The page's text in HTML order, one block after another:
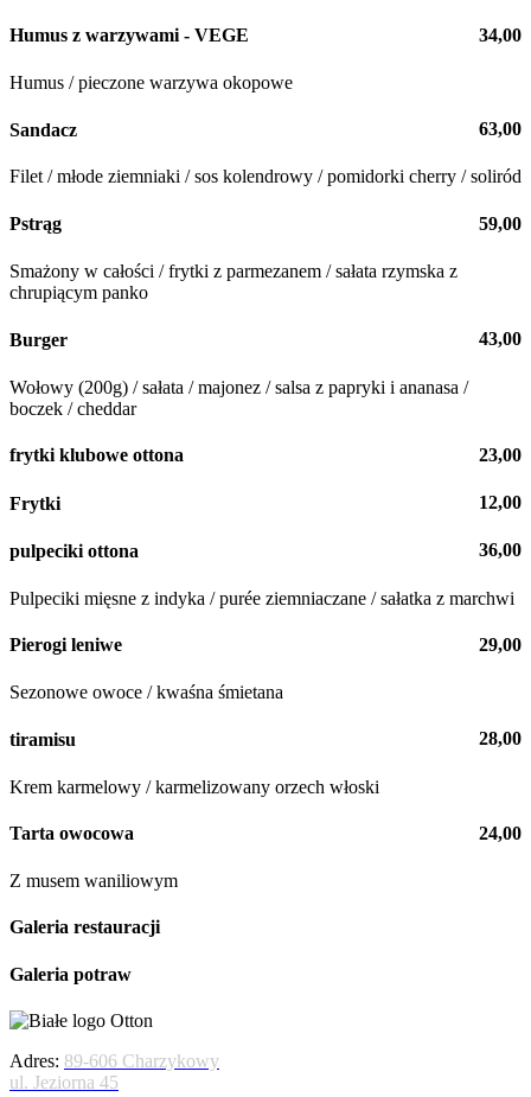
Humus z warzywami - VEGE 34,00
Humus / pieczone warzywa okopowe
Sandacz 63,00
Filet / młode ziemniaki / sos kolendrowy / pomidorki cherry / soliród
Pstrąg 59,00
Smażony w całości / frytki z parmezanem / sałata rzymska z
chrupiącym panko
Burger 43,00
Wołowy (200g) / sałata / majonez / salsa z papryki i ananasa /
boczek / cheddar
frytki klubowe ottona 23,00
Frytki 12,00
pulpeciki ottona 36,00
Pulpeciki mięsne z indyka / purée ziemniaczane / sałatka z marchwi
Pierogi leniwe 29,00
Sezonowe owoce / kwaśna śmietana
tiramisu 28,00
Krem karmelowy / karmelizowany orzech włoski
Tarta owocowa 24,00
Z musem waniliowym
Galeria restauracji
Galeria potraw
Adres: 89-606 Charzykowy
ul. Jeziorna 45